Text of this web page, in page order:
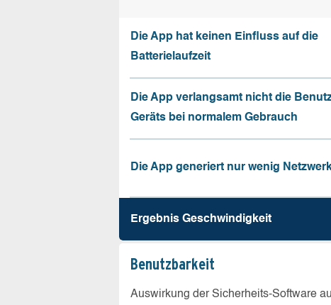
Die App hat keinen Einfluss auf die
Batterielaufzeit
Die App verlangsamt nicht die
Geräts bei normalem Gebrauch
Die App generiert nur wenig
Ergebnis Geschw­indigkeit
Benutz­barkeit
Auswirkung der Sicherheits-Software